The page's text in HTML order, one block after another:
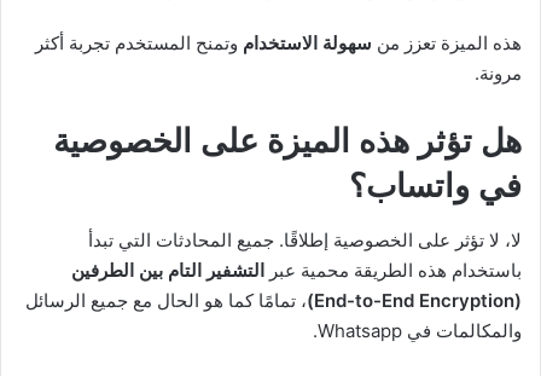
هذه الميزة تعزز من سهولة الاستخدام وتمنح المستخدم تجربة أكثر
مرونة.
هل تؤثر هذه الميزة على الخصوصية
في واتساب؟
لا، لا تؤثر على الخصوصية إطلاقًا. جميع المحادثات التي تبدأ
باستخدام هذه الطريقة محمية عبر التشفير التام بين الطرفين
(End-to-End Encryption)
، تمامًا كما هو الحال مع جميع الرسائل
والمكالمات في Whatsapp.